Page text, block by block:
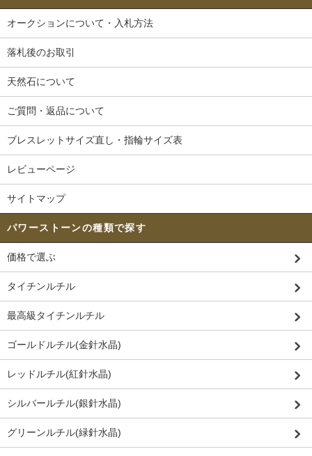
オークションについて・入札方法
落札後のお取引
天然石について
ご質問・返品について
ブレスレットサイズ直し・指輪サイズ表
レビューページ
サイトマップ
パワーストーンの種類で探す
価格で選ぶ
タイチンルチル
最高級タイチンルチル
ゴールドルチル(金針水晶)
レッドルチル(紅針水晶)
シルバールチル(銀針水晶)
グリーンルチル(緑針水晶)